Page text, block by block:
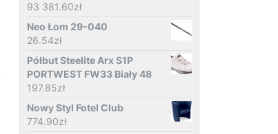
93 381.60zł
Neo Łom 29-040
26.54zł
Półbut Steelite Arx S1P
PORTWEST FW33 Biały 48
197.85zł
Nowy Styl Fotel Club
774.90zł